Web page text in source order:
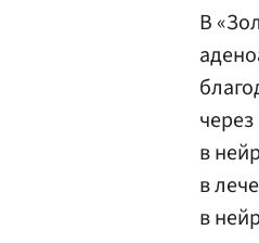
В
в
в
в